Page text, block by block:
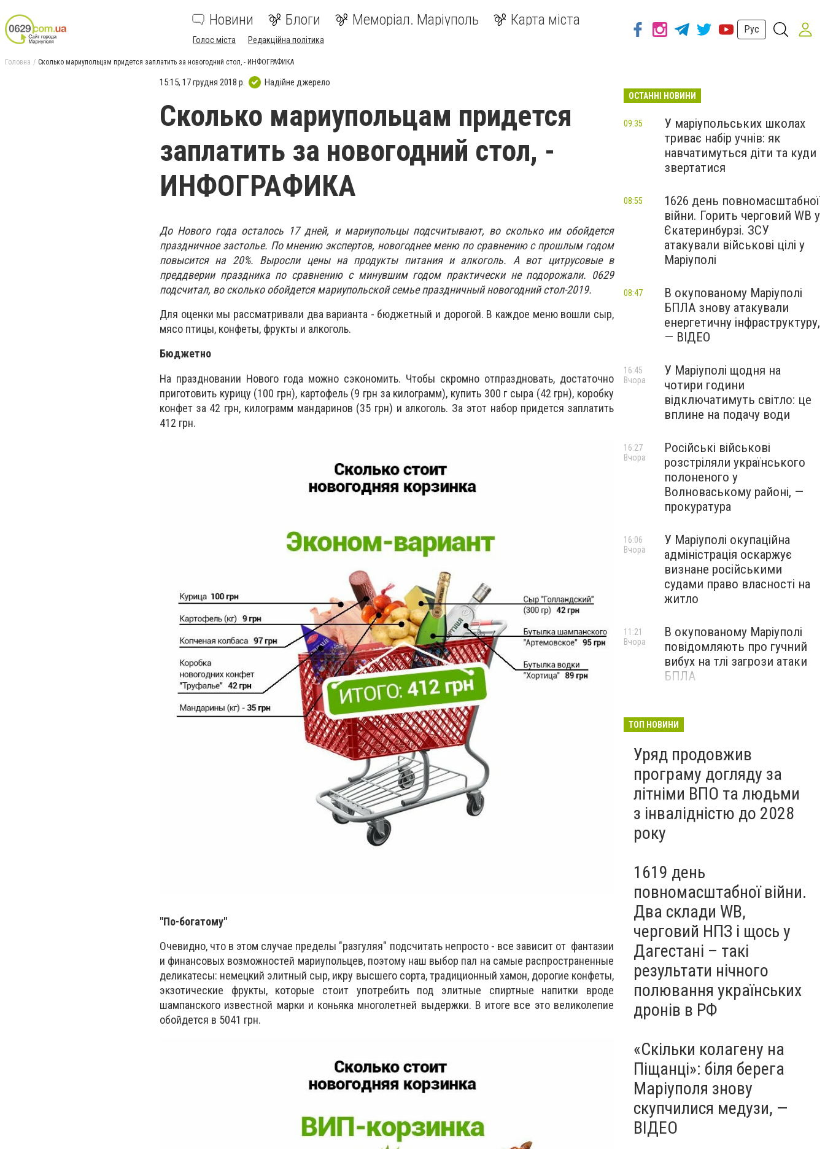
Новини Блоги Меморіал. Маріуполь Карта міста
Голос міста Редакційна політика
Рус
Головна Сколько мариупольцам придется заплатить за новогодний стол, - ИНФОГРАФИКА
15:15, 17 грудня 2018 р. Надійне джерело
Сколько мариупольцам придется
заплатить за новогодний стол, -
ИНФОГРАФИКА
До Нового года осталось 17 дней, и мариупольцы подсчитывают, во сколько им обойдется
праздничное застолье. По мнению экспертов, новогоднее меню по сравнению с прошлым годом
повысится на 20%. Выросли цены на продукты питания и алкоголь. А вот цитрусовые в
преддверии праздника по сравнению с минувшим годом практически не подорожали. 0629
подсчитал, во сколько обойдется мариупольской семье праздничный новогодний стол-2019.
Для оценки мы рассматривали два варианта - бюджетный и дорогой. В каждое меню вошли сыр,
мясо птицы, конфеты, фрукты и алкоголь.
Бюджетно
На праздновании Нового года можно сэкономить. Чтобы скромно отпраздновать, достаточно
приготовить курицу (100 грн), картофель (9 грн за килограмм), купить 300 г сыра (42 грн), коробку
конфет за 42 грн, килограмм мандаринов (35 грн) и алкоголь. За этот набор придется заплатить
412 грн.
"По-богатому"
Очевидно, что в этом случае пределы "разгуляя" подсчитать непросто - все зависит от фантазии
и финансовых возможностей мариупольцев, поэтому наш выбор пал на самые распространенные
деликатесы: немецкий элитный сыр, икру высшего сорта, традиционный хамон, дорогие конфеты,
экзотические фрукты, которые стоит употребить под элитные спиртные напитки вроде
шампанского известной марки и коньяка многолетней выдержки. В итоге все это великолепие
обойдется в 5041 грн.
ОСТАННІ НОВИНИ
У маріупольських школах
триває набір учнів: як
навчатимуться діти та куди
звертатися
09:35
1626 день повномасштабної
війни. Горить черговий WB у
Єкатеринбурзі. ЗСУ
атакували військові цілі у
Маріуполі
08:55
В окупованому Маріуполі
БПЛА знову атакували
енергетичну інфраструктуру,
— ВІДЕО
08:47
У Маріуполі щодня на
чотири години
відключатимуть світло: це
вплине на подачу води
16:45
Вчора
Російські військові
розстріляли українського
полоненого у
Волноваському районі, —
прокуратура
16:27
Вчора
У Маріуполі окупаційна
адміністрація оскаржує
визнане російськими
судами право власності на
житло
16:06
Вчора
В окупованому Маріуполі
повідомляють про гучний
вибух на тлі загрози атаки
БПЛА
11:21
Вчора
захмарні ціни у магазинах:
нову водну кризу, - ФОТО
Вчора
ТОП НОВИНИ
Уряд продовжив
програму догляду за
літніми ВПО та людьми
з інвалідністю до 2028
року
1619 день
повномасштабної війни.
Два склади WB,
черговий НПЗ і щось у
Дагестані – такі
результати нічного
полювання українських
дронів в РФ
«Скільки колагену на
Піщанці»: біля берега
Маріуполя знову
скупчилися медузи, —
ВІДЕО